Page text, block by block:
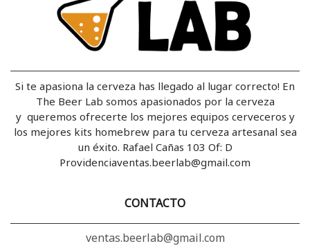
Si te apasiona la cerveza has llegado al lugar correcto! En
The Beer Lab somos apasionados por la cerveza
y queremos ofrecerte los mejores equipos cerveceros y
los mejores kits homebrew para tu cerveza artesanal sea
un éxito. Rafael Cañas 103 Of: D
Providenciaventas.beerlab@gmail.com
CONTACTO
ventas.beerlab@gmail.com